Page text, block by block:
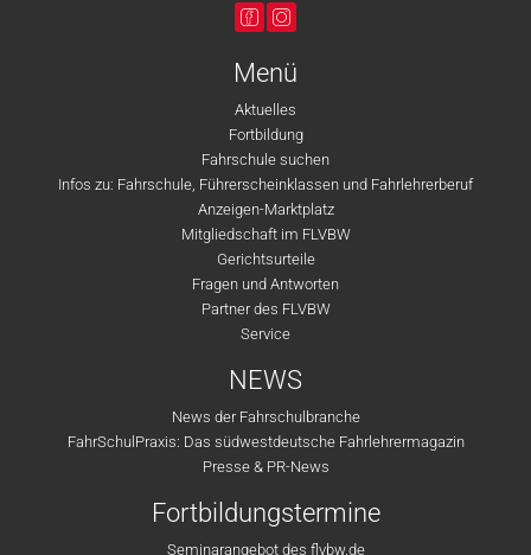
Menü
Aktuelles
Fortbildung
Fahrschule suchen
Infos zu: Fahrschule, Führerscheinklassen und Fahrlehrerberuf
Anzeigen-Marktplatz
Mitgliedschaft im FLVBW
Gerichtsurteile
Fragen und Antworten
Partner des FLVBW
Service
NEWS
News der Fahrschulbranche
FahrSchulPraxis: Das südwestdeutsche Fahrlehrermagazin
Presse & PR-News
Fortbildungstermine
Seminarangebot des flvbw.de